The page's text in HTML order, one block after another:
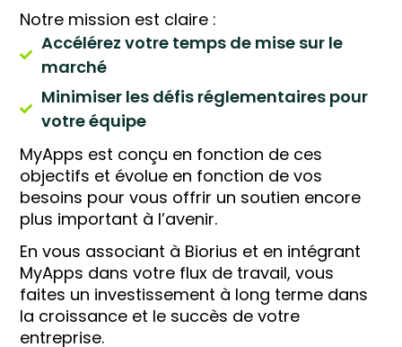
Notre mission est claire :
Accélérez votre temps de mise sur le
marché
Minimiser les défis réglementaires pour
votre équipe
MyApps est conçu en fonction de ces
objectifs et évolue en fonction de vos
besoins pour vous offrir un soutien encore
plus important à l’avenir.
En vous associant à Biorius et en intégrant
MyApps dans votre flux de travail, vous
faites un investissement à long terme dans
la croissance et le succès de votre
entreprise.